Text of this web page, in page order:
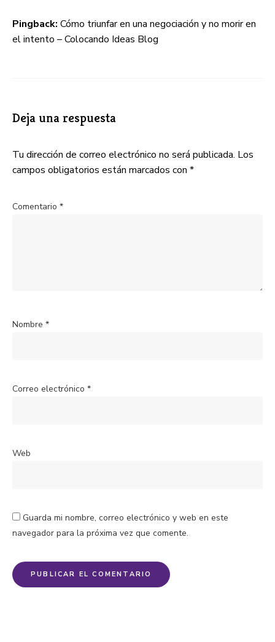
Pingback: Cómo triunfar en una negociación y no morir en
el intento – Colocando Ideas Blog
Deja una respuesta
Tu dirección de correo electrónico no será publicada. Los
campos obligatorios están marcados con *
Comentario *
Nombre *
Correo electrónico *
Web
Guarda mi nombre, correo electrónico y web en este
navegador para la próxima vez que comente.